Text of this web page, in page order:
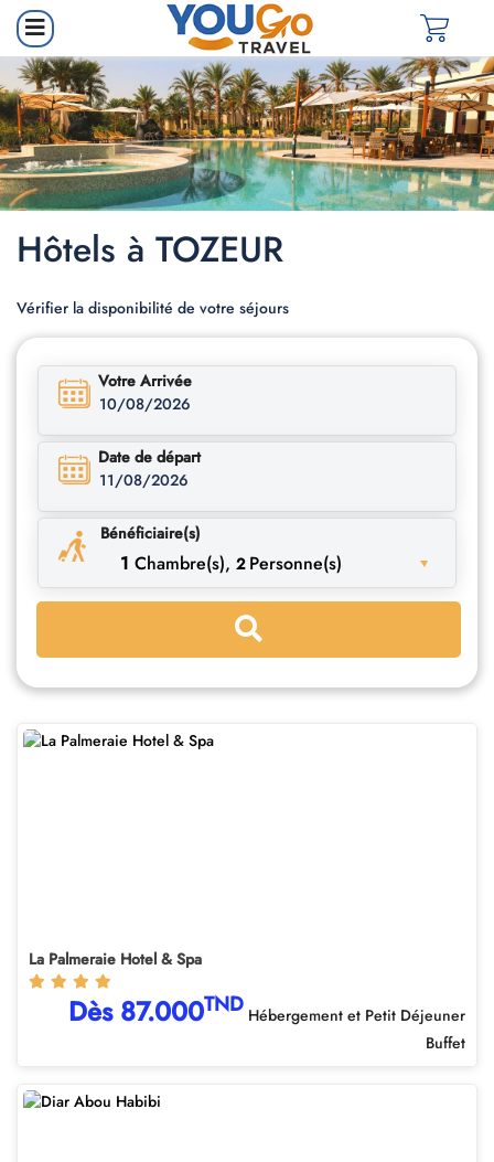
Hôtels à TOZEUR
Vérifier la disponibilité de votre séjours
Votre Arrivée
10/08/2026
Date de départ
11/08/2026
Bénéficiaire(s)
1 Chambre(s), 2 Personne(s)
La Palmeraie Hotel & Spa
Dès 87.000TND Hébergement et Petit Déjeuner
Buffet